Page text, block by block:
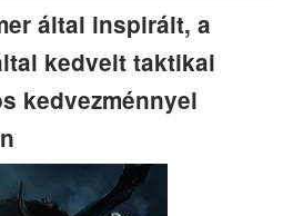
által inspirált, a
kedvelt taktikai
kedvezménnyel